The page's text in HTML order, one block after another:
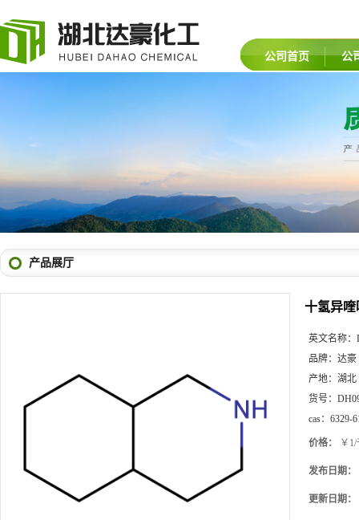
公司首页 公
产品展厅
十氢异喹
英文名称：
品牌： 达豪
产地： 湖北
货号：
cas： 6329-
价格： ￥
发布日期：
更新日期：